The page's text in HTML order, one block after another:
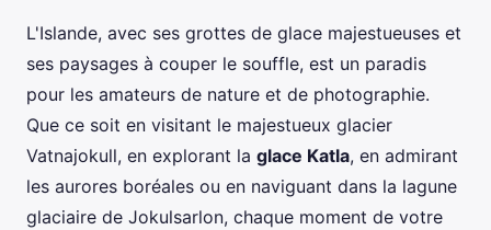
L'Islande, avec ses grottes de glace majestueuses et
ses paysages à couper le souffle, est un paradis
pour les amateurs de nature et de photographie.
Que ce soit en visitant le majestueux glacier
Vatnajokull, en explorant la glace Katla, en admirant
les aurores boréales ou en naviguant dans la lagune
glaciaire de Jokulsarlon, chaque moment de votre